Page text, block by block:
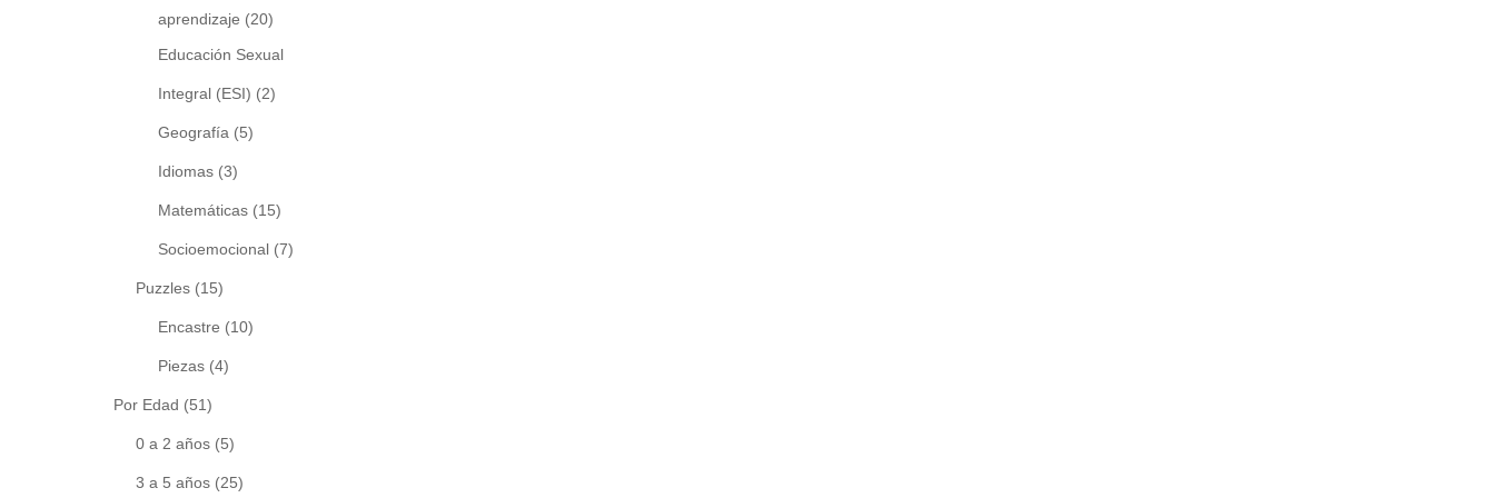
aprendizaje (20)
Educación Sexual
Integral (ESI) (2)
Geografía (5)
Idiomas (3)
Matemáticas (15)
Socioemocional (7)
Puzzles (15)
Encastre (10)
Piezas (4)
Por Edad (51)
0 a 2 años (5)
3 a 5 años (25)